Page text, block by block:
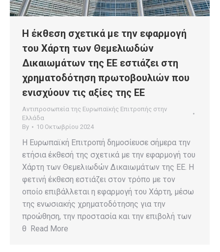
Η έκθεση σχετικά με την εφαρμογή
του Χάρτη των Θεμελιωδών
Δικαιωμάτων της ΕΕ εστιάζει στη
χρηματοδότηση πρωτοβουλιών που
ενισχύουν τις αξίες της ΕΕ
Αντιπροσωπεία της Ευρωπαϊκής Επιτροπής στην
Ελλάδα
By
10 Οκτωβρίου 2024
Η Ευρωπαϊκή Επιτροπή δημοσίευσε σήμερα την
ετήσια έκθεσή της σχετικά με την εφαρμογή του
Χάρτη των Θεμελιωδών Δικαιωμάτων της ΕΕ. Η
φετινή έκθεση εστιάζει στον τρόπο με τον
οποίο επιβάλλεται η εφαρμογή του Χάρτη, μέσω
της ενωσιακής χρηματοδότησης για την
προώθηση, την προστασία και την επιβολή των
θ Read More